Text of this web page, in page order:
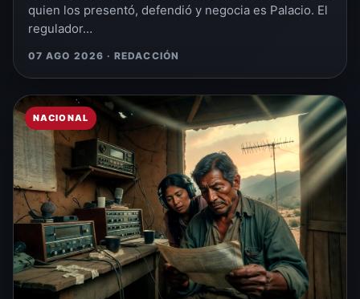
quien los presentó, defendió y negocia es Palacio. El
regulador…
07 AGO 2026 · REDACCIÓN
NACIONAL